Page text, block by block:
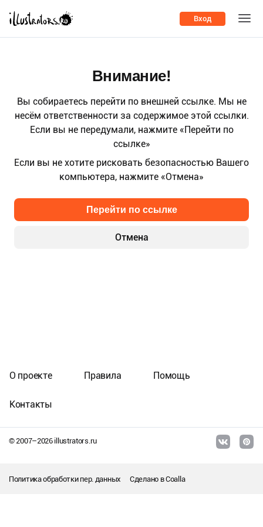
Вход
Внимание!
Вы собираетесь перейти по внешней ссылке. Мы не
несём ответственности за содержимое этой ссылки.
Если вы не передумали, нажмите «Перейти по
ссылке»
Если вы не хотите рисковать безопасностью Вашего
компьютера, нажмите «Отмена»
Отмена
Перейти по ссылке
© 2007–2026illustrators.ru
О проекте Правила Помощь
Контакты
Политика обработки пер. данных Сделано вCoalla